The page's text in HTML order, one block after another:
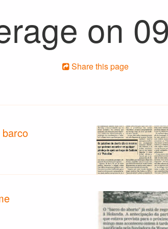
on
Share this page